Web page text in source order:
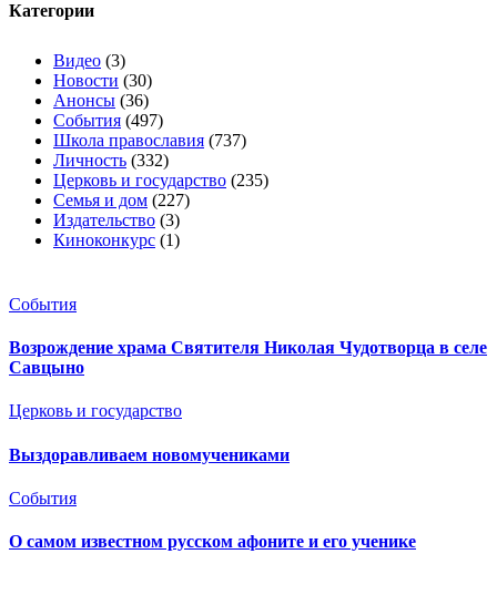
Категории
Видео (3)
Новости (30)
Анонсы (36)
События (497)
Школа православия (737)
Личность (332)
Церковь и государство (235)
Семья и дом (227)
Издательство (3)
Киноконкурс (1)
События
Возрождение храма Святителя Николая Чудотворца в селе
Савцыно
Церковь и государство
Выздоравливаем новомучениками
События
О самом известном русском афоните и его ученике